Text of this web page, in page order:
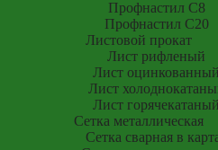
Профнастил С8
Профнастил С20
Листовой прокат
Лист рифленый
Лист оцинкованный
Лист
Лист горячекатаный
Сетка металлическая
Сетка сварная в